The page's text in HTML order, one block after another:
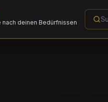
deinen Bedürfnissen